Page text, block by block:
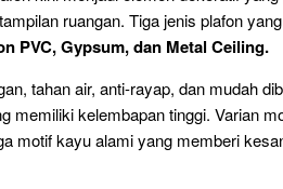
ruangan. Tiga jenis plafon
PVC, Gypsum, dan Metal Ceiling.
tahan air, anti-rayap, dan mudah
memiliki kelembapan tinggi. Varian
motif kayu alami yang memberi